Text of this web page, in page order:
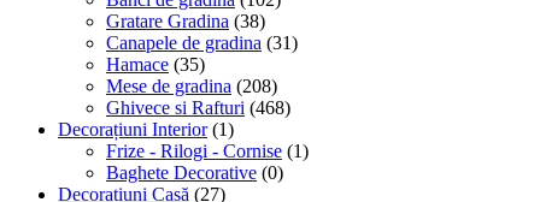
Gratare Gradina (38)
Canapele de gradina (31)
Hamace (35)
Mese de gradina (208)
Ghivece si Rafturi (468)
Decorațiuni Interior (1)
Frize - Rilogi - Cornise (1)
Baghete Decorative (0)
Decorațiuni Casă (27)